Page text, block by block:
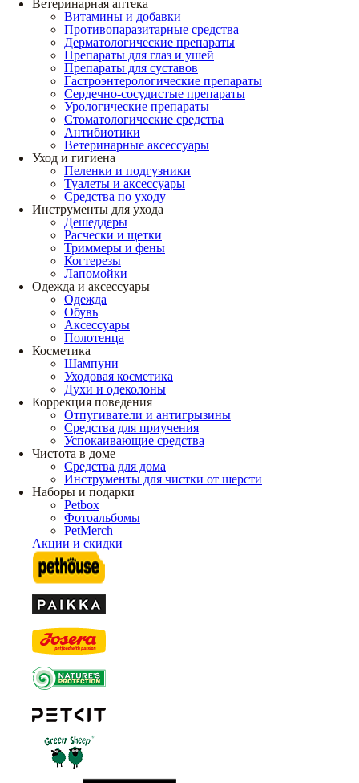
Ветеринарная аптека
Витамины и добавки
Противопаразитарные средства
Дерматологические препараты
Препараты для глаз и ушей
Препараты для суставов
Гастроэнтерологические препараты
Сердечно-сосудистые препараты
Урологические препараты
Стоматологические средства
Антибиотики
Ветеринарные аксессуары
Уход и гигиена
Пеленки и подгузники
Туалеты и аксессуары
Средства по уходу
Инструменты для ухода
Дешеддеры
Расчески и щетки
Триммеры и фены
Когтерезы
Лапомойки
Одежда и аксессуары
Одежда
Обувь
Аксессуары
Полотенца
Косметика
Шампуни
Уходовая косметика
Духи и одеколоны
Коррекция поведения
Отпугиватели и антигрызины
Средства для приучения
Успокаивающие средства
Чистота в доме
Средства для дома
Инструменты для чистки от шерсти
Наборы и подарки
Petbox
Фотоальбомы
PetMerch
Акции и скидки